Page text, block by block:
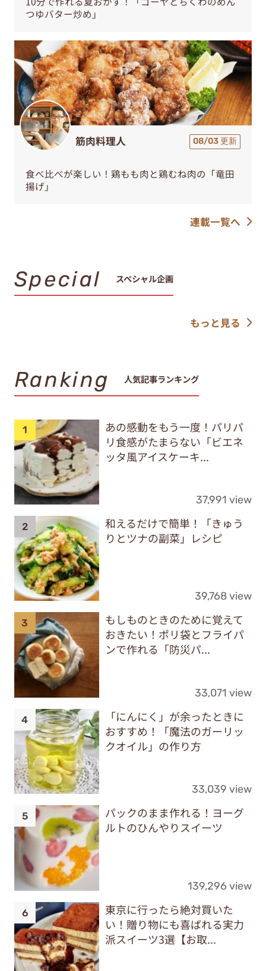
つゆバター炒め」
筋肉料理人 08/03 更新
食べ比べが楽しい！鶏もも肉と鶏むね肉の「竜田
揚げ」
連載一覧へ
Special スペシャル企画
もっと見る
Ranking 人気記事ランキング
あの感動をもう一度！パリパ
リ食感がたまらない「ビエネ
ッタ風アイスケーキ...
37,991 view
和えるだけで簡単！「きゅう
りとツナの副菜」レシピ
39,768 view
もしものときのために覚えて
おきたい！ポリ袋とフライパ
ンで作れる「防災パ...
33,071 view
「にんにく」が余ったときに
おすすめ！「魔法のガーリッ
クオイル」の作り方
33,039 view
パックのまま作れる！ヨーグ
ルトのひんやりスイーツ
139,296 view
東京に行ったら絶対買いた
い！贈り物にも喜ばれる実力
派スイーツ3選【お取...